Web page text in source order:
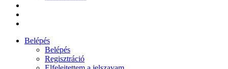
Belépés
Belépés
Regisztráció